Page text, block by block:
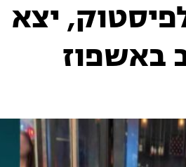
יצא
באשפוז